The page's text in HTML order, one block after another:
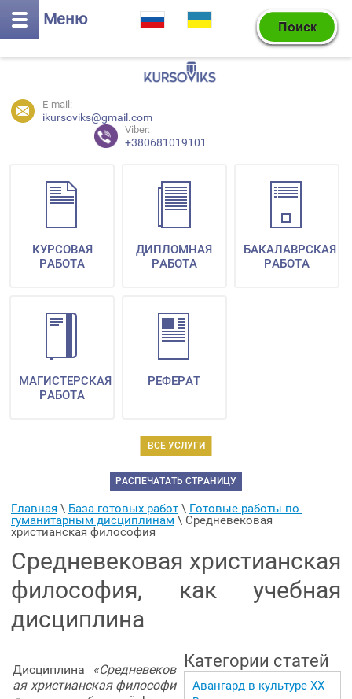
Меню
E-mail:
ikursoviks@gmail.com
Viber:
+380681019101
ВСЕ УСЛУГИ
КУРСОВАЯ
РАБОТА
ДИПЛОМНАЯ
РАБОТА
БАКАЛАВРСКАЯ
РАБОТА
МАГИСТЕРСКАЯ
РАБОТА
РЕФЕРАТ
РАСПЕЧАТАТЬ СТРАНИЦУ
Главная \ База готовых работ \ Готовые работы по
гуманитарным дисциплинам \ Средневековая
христианская философия
Средневековая христианская
философия, как учебная
дисциплина
Дисциплина
«Средневеков
ая христианская философи
Категории статей
Авангард в культуре ХХ